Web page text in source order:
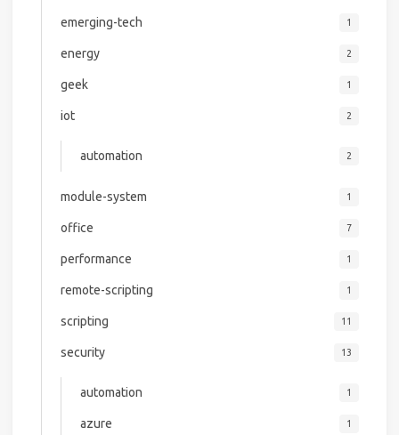
emerging-tech 1
energy 2
geek 1
iot 2
automation 2
module-system 1
office 7
performance 1
remote-scripting 1
scripting 11
security 13
automation 1
azure 1